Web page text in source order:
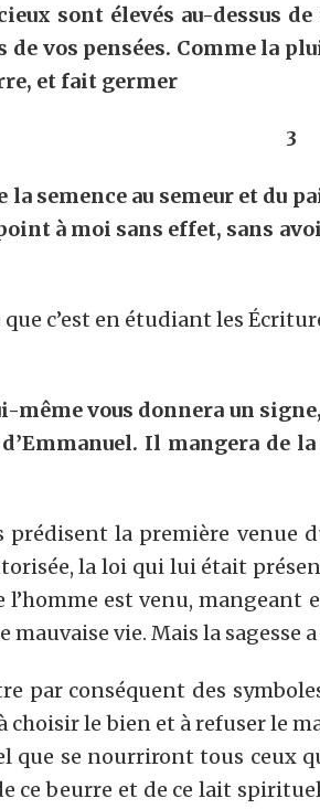
sont élevés au-dessus
de vos pensées. Comme la
et fait germer
3
la semence au semeur et du
à moi sans effet, sans
c’est en étudiant les
même vous donnera un
Il mangera de
la première venue
la loi qui lui était
est venu,
vie. Mais la sagesse
conséquent des
choisir le bien et à refuser le
que se nourriront tous ceux
ce beurre et de ce lait